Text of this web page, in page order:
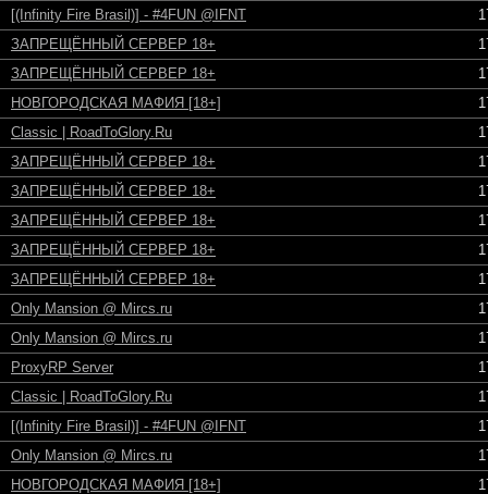
[(Infinity Fire Brasil)] - #4FUN @IFNT
ЗАПРЕЩЁННЫЙ СЕРВЕР 18+
ЗАПРЕЩЁННЫЙ СЕРВЕР 18+
НОВГОРОДСКАЯ МАФИЯ [18+]
Classic | RoadToGlory.Ru
ЗАПРЕЩЁННЫЙ СЕРВЕР 18+
ЗАПРЕЩЁННЫЙ СЕРВЕР 18+
ЗАПРЕЩЁННЫЙ СЕРВЕР 18+
ЗАПРЕЩЁННЫЙ СЕРВЕР 18+
ЗАПРЕЩЁННЫЙ СЕРВЕР 18+
Only Mansion @ Mircs.ru
Only Mansion @ Mircs.ru
ProxyRP Server
Classic | RoadToGlory.Ru
[(Infinity Fire Brasil)] - #4FUN @IFNT
Only Mansion @ Mircs.ru
НОВГОРОДСКАЯ МАФИЯ [18+]